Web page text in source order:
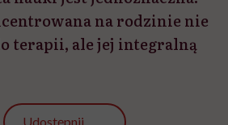
na rodzinie nie
terapii, ale jej integralną
Udostępnij